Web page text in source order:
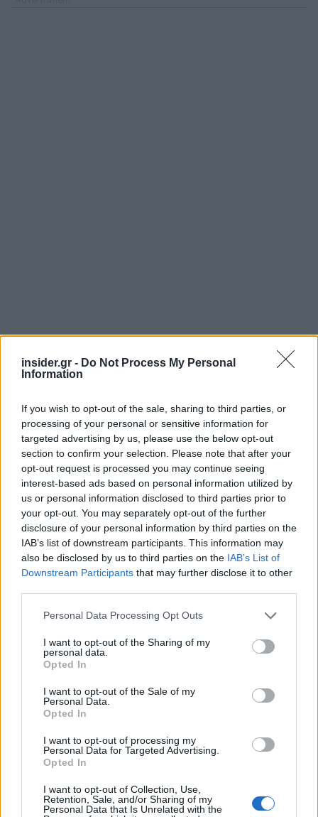
insider.gr - Do Not Process My Personal
Information
If you wish to opt-out of the sale, sharing to third parties, or
processing of your personal or sensitive information for
targeted advertising by us, please use the below opt-out
section to confirm your selection. Please note that after your
opt-out request is processed you may continue seeing
interest-based ads based on personal information utilized by
us or personal information disclosed to third parties prior to
your opt-out. You may separately opt-out of the further
disclosure of your personal information by third parties on the
IAB’s list of downstream participants. This information may
also be disclosed by us to third parties on the IAB’s List of
Downstream Participants that may further disclose it to other
Please note that this website/app uses one or more Google
not limited to your visit or usage behaviour. You may click to
grant or deny consent to Google and its third-party tags to
use your data for below specified purposes in below Google
consent section.
Personal Data Processing Opt Outs
I want to opt-out of the Sharing of my
personal data.
Opted In
I want to opt-out of the Sale of my
Personal Data.
Opted In
I want to opt-out of processing my
Personal Data for Targeted Advertising.
Opted In
I want to opt-out of Collection, Use,
Retention, Sale, and/or Sharing of my
Personal Data that Is Unrelated with the
Ακολουθήστε το insider.gr στο Google News
και μάθετε
πρώτοι όλες τιςειδήσειςαπό την Ελλάδα και τον κόσμο.
Διαβάζονται αυτή τη στιγμή
Η χαμηλή… απόδοση Μητσοτάκη στις
στοιχηματικές - Ποιος επισκέφθηκε τα
πυρόπληκτα ζωάκια - Το μισογεμάτο ποτήρι